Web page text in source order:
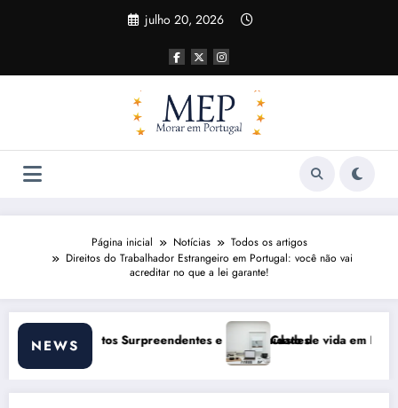
julho 20, 2026
Página inicial Notícias
Todos os artigos
Direitos do Trabalhador Estrangeiro em Portugal: você não vai
acreditar no que a lei garante!
NEWS
Custo de vida em Portugal 2026: impactos reais e ajustes